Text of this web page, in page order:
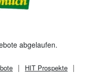
abgelaufen.
HIT Prospekte